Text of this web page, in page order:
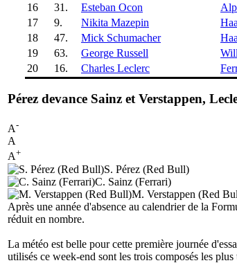
16
31. Esteban Ocon
17
9. Nikita Mazepin
18
47. Mick Schumacher
19
63. George Russell
20
16. Charles Leclerc
Pérez devance Sainz et Verstappen,
A-
A
A+
S. Pérez (Red Bull)
C. Sainz (Ferrari)
M. Verstappen (Red
Après une année d'absence au calendrier de la
réduit en nombre.
La météo est belle pour cette première journée
utilisés ce week-end sont les trois composés les